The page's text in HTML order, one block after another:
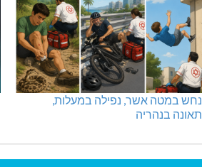
נחש במטה אשר, נפילה במעלות,
תאונה בנהריה